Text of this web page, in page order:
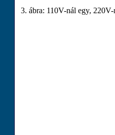
3. ábra: 110V-nál egy, 220V-